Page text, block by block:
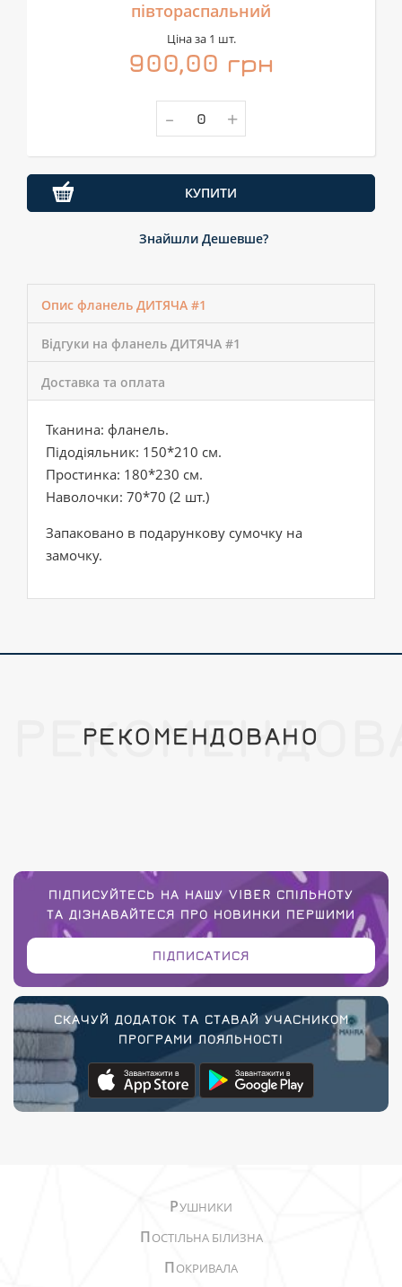
півтораспальний
Ціна за 1 шт.
900,00 грн
- +
КУПИТИ
Знайшли Дешевше?
Опис фланель ДИТЯЧА #1
Відгуки на фланель ДИТЯЧА #1
Доставка та оплата
Тканина: фланель.
Підодіяльник: 150*210 см.
Простинка: 180*230 см.
Наволочки: 70*70 (2 шт.)
Запаковано в подарункову сумочку на
замочку.
РЕКОМЕНДОВАНО
ПІДПИСУЙТЕСЬ НА НАШУ VIBER СПІЛЬНОТУ
ТА ДІЗНАВАЙТЕСЯ ПРО НОВИНКИ ПЕРШИМИ
ПІДПИСАТИСЯ
СКАЧУЙ ДОДАТОК ТА СТАВАЙ УЧАСНИКОМ
ПРОГРАМИ ЛОЯЛЬНОСТІ
РУШНИКИ
ПОСТІЛЬНА БІЛИЗНА
ПОКРИВАЛА